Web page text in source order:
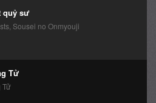
quỷ sư
Sousei no Onmyouji
Tử